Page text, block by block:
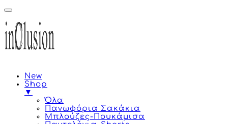
New
Shop
▼
Όλα
Πανωφόρια Σακάκια
Μπλούζες-Πουκάμισα